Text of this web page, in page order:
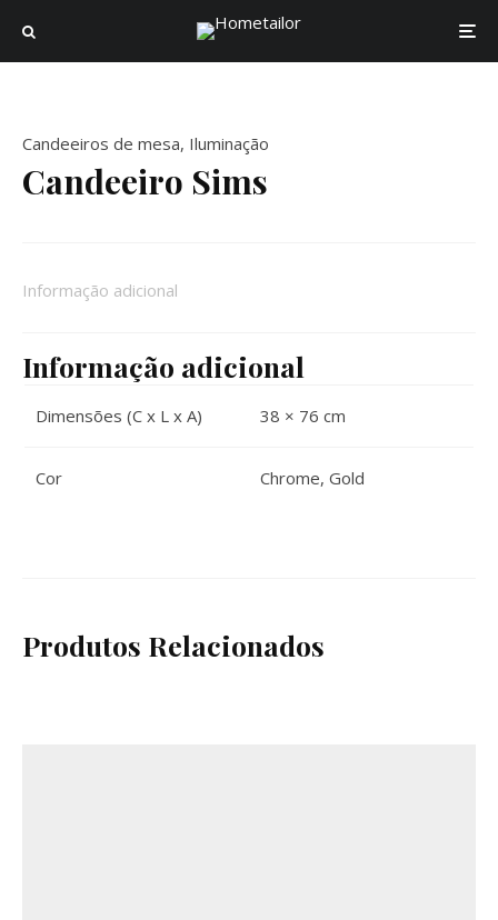
Candeeiros de mesa, Iluminação
Candeeiro Sims
Informação adicional
Informação adicional
Dimensões (C x L x A) 38 × 76 cm
Cor Chrome, Gold
Produtos Relacionados